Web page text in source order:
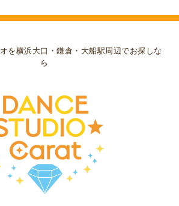
を横浜大口・鎌倉・大船駅周辺でお探しな
ら